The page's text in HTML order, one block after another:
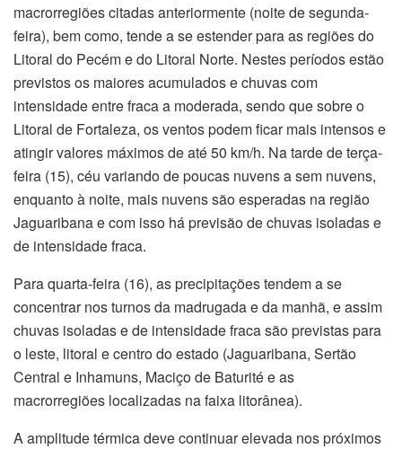
macrorregiões citadas anteriormente (noite de segunda-
feira), bem como, tende a se estender para as regiões do
Litoral do Pecém e do Litoral Norte. Nestes períodos estão
previstos os maiores acumulados e chuvas com
intensidade entre fraca a moderada, sendo que sobre o
Litoral de Fortaleza, os ventos podem ficar mais intensos e
atingir valores máximos de até 50 km/h. Na tarde de terça-
feira (15), céu variando de poucas nuvens a sem nuvens,
enquanto à noite, mais nuvens são esperadas na região
Jaguaribana e com isso há previsão de chuvas isoladas e
de intensidade fraca.
Para quarta-feira (16), as precipitações tendem a se
concentrar nos turnos da madrugada e da manhã, e assim
chuvas isoladas e de intensidade fraca são previstas para
o leste, litoral e centro do estado (Jaguaribana, Sertão
Central e Inhamuns, Maciço de Baturité e as
macrorregiões localizadas na faixa litorânea).
A amplitude térmica deve continuar elevada nos próximos